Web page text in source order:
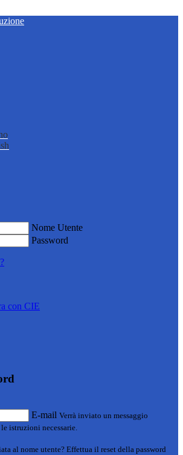
Nome Utente
Password
con CIE
E-mail Verrà inviato un messaggio
istruzioni necessarie.
al nome utente? Effettua il reset della password